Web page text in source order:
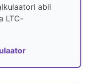
abil
LTC-